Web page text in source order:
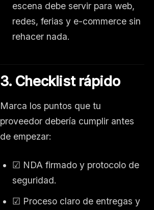
escena debe servir para web,
redes, ferias y e-commerce sin
rehacer nada.
3. Checklist rápido
Marca los puntos que tu
proveedor debería cumplir antes
de empezar:
☑ NDA firmado y protocolo de
seguridad.
☑ Proceso claro de entregas y